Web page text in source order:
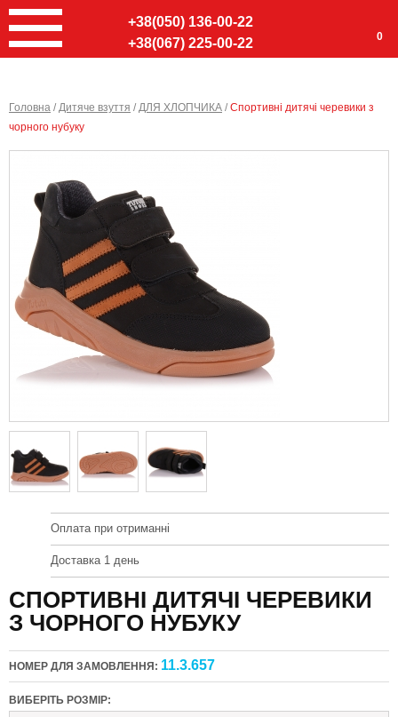
+38(050) 136-00-22
+38(067) 225-00-22
0
Головна /Дитяче взуття /ДЛЯ ХЛОПЧИКА /Спортивні дитячі черевики з
чорного нубуку
Оплата при отриманні
Доставка 1 день
СПОРТИВНІ ДИТЯЧІ ЧЕРЕВИКИ
З ЧОРНОГО НУБУКУ
НОМЕР ДЛЯ ЗАМОВЛЕННЯ: 11.3.657
ВИБЕРІТЬ РОЗМІР: